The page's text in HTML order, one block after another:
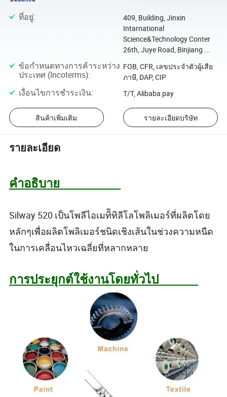
ที่อยู่:
409, Building, Jinxin
Intarnational
Science&Technology Conter
26th, Juye Road, Binjiang ...
ข้อกำหนดทางการค้าระหว่าง
ประเทศ (Incoterms):
FOB, CFR, เลขประจำตัวผู้เสีย
ภาษี, DAP, CIP
เงื่อนไขการชำระเงิน: T/T, Alibaba pay
สินค้าเพิ่มเติม รายละเอียดบริษัท
รายละเอียด
คำอธิบาย
Silway 520 เป็นโพลีไอเมทิิทิลีโลโพลิเมอร์ที่ผลิตโดย
หลักๆเพื่อผลิตโพลิเมอร์ชนิดเชิงเส้นในช่วงความหนืด
ในการเคลื่อนไหวเฉลี่ยที่หลากหลาย
การประยุกต์ใช้งานโดยทั่วไป